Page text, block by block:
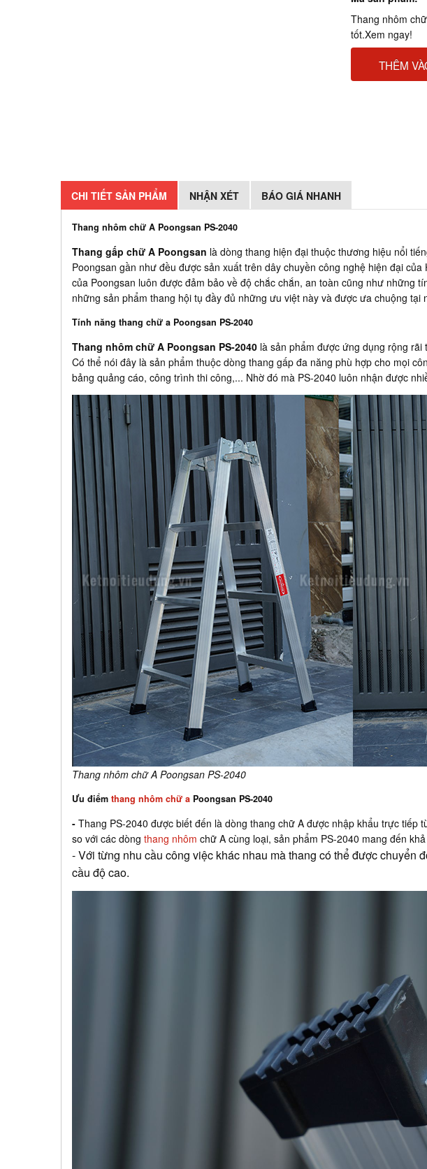
Thang nhôm
tốt.Xem ngay!
THÊM
CHI TIẾT SẢN PHẨM NHẬN XÉT BÁO GIÁ NHANH
Thang nhôm chữ A Poongsan PS-2040
Thang gấp chữ A Poongsan là dòng thang hiện đại thuộc thương hiệu nổi
Poongsan gần như đều được sản xuất trên dây chuyền công nghệ hiện đại
của Poongsan luôn được đảm bảo về độ chắc chắn, an toàn cũng như những
những sản phẩm thang hội tụ đầy đủ những ưu việt này và được ưa chuộng tại
Tính năng thang chữ a Poongsan PS-2040
Thang nhôm chữ A Poongsan PS-2040 là sản phẩm được ứng dụng rộng
Có thể nói đây là sản phẩm thuộc dòng thang gấp đa năng phù hợp cho mọi
bảng quảng cáo, công trình thi công,... Nhờ đó mà PS-2040 luôn nhận được
Thang nhôm chữ A Poongsan PS-2040
Ưu điểm thang nhôm chữ a Poongsan PS-2040
- Thang PS-2040 được biết đến là dòng thang chữ A được nhập khẩu trực
so với các dòng thang nhôm chữ A cùng loại, sản phẩm PS-2040 mang đến
- Với từng nhu cầu công việc khác nhau mà thang có thể được
cầu độ cao.